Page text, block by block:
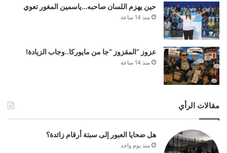
حين يهزم اللسان صاحبه…ياسمين المغور تعوي
منذ 14 ساعة
عزوز “المقزوز “جا من مايوركا..وجاب الزيادة!
منذ 14 ساعة
مقالات الرأي
هل ضحايا العبور إلى سبتة أرقام زائدة؟
منذ يوم واحد